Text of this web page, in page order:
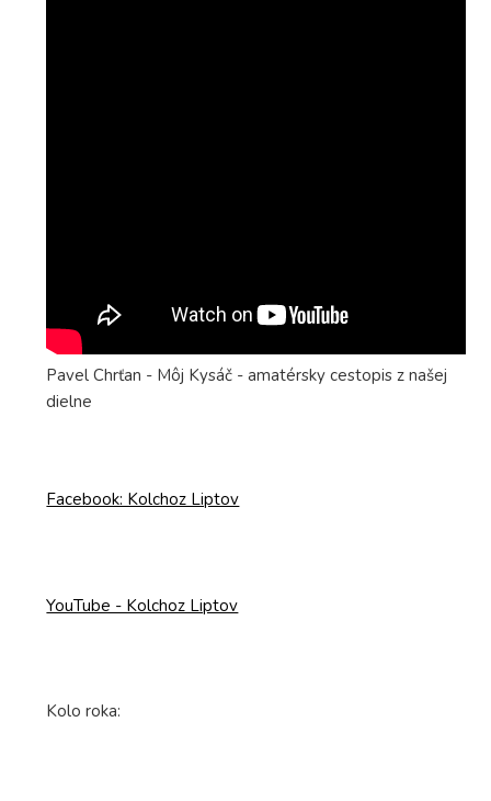
Pavel Chrťan - Môj Kysáč - amatérsky cestopis z našej
dielne
Facebook: Kolchoz Liptov
YouTube - Kolchoz Liptov
Kolo roka: